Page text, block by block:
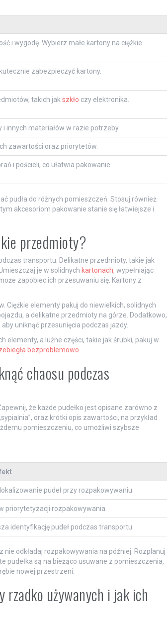
i wygodę. Wybierz małe kartony na ciężkie
zabezpieczyć kartony.
takich jak szkło czy elektronika.
innych materiałów w razie potrzeby.
zawartości oraz priorytetów.
i pościeli, co ułatwia pakowanie.
pudła do różnych pomieszczeń. Stosuj również
akcesoriom pakowanie stanie się łatwiejsze i
przedmioty?
transportu. Delikatne przedmioty, takie jak
Umieszczaj je w solidnych kartonach, wypełniając
zapobiec ich przesuwaniu się. Kartony z
elementy pakuj do niewielkich, solidnych
a delikatne przedmioty na górze. Dodatkowo,
uniknąć przesunięcia podczas jazdy.
elementy, a luźne części, takie jak śrubki, pakuj w
bezproblemowo
chaosu podczas
że każde pudełko jest opisane zarówno z
oraz krótki opis zawartości, na przykład
pomieszczeniu, co umożliwi szybsze
pudeł przy rozpakowywaniu.
priorytetyzacji rozpakowywania.
identyfikację pudeł podczas transportu.
odkładaj rozpakowywania na później. Rozplanuj
pudełka są na bieżąco usuwane z pomieszczenia,
nowej przestrzeni.
rzadko używanych i jak ich